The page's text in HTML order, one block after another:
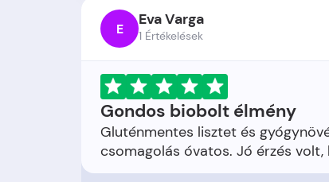
E Eva Varga
1 Értékelések
Gondos biobolt élmény
Gluténmentes lisztet és